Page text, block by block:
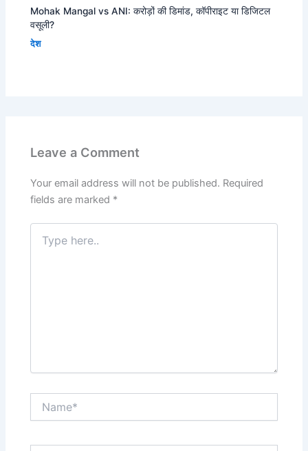
Mohak Mangal vs ANI: करोड़ों की डिमांड, कॉपीराइट या डिजिटल
वसूली?
देश
Leave a Comment
Your email address will not be published. Required
fields are marked *
Type
here..